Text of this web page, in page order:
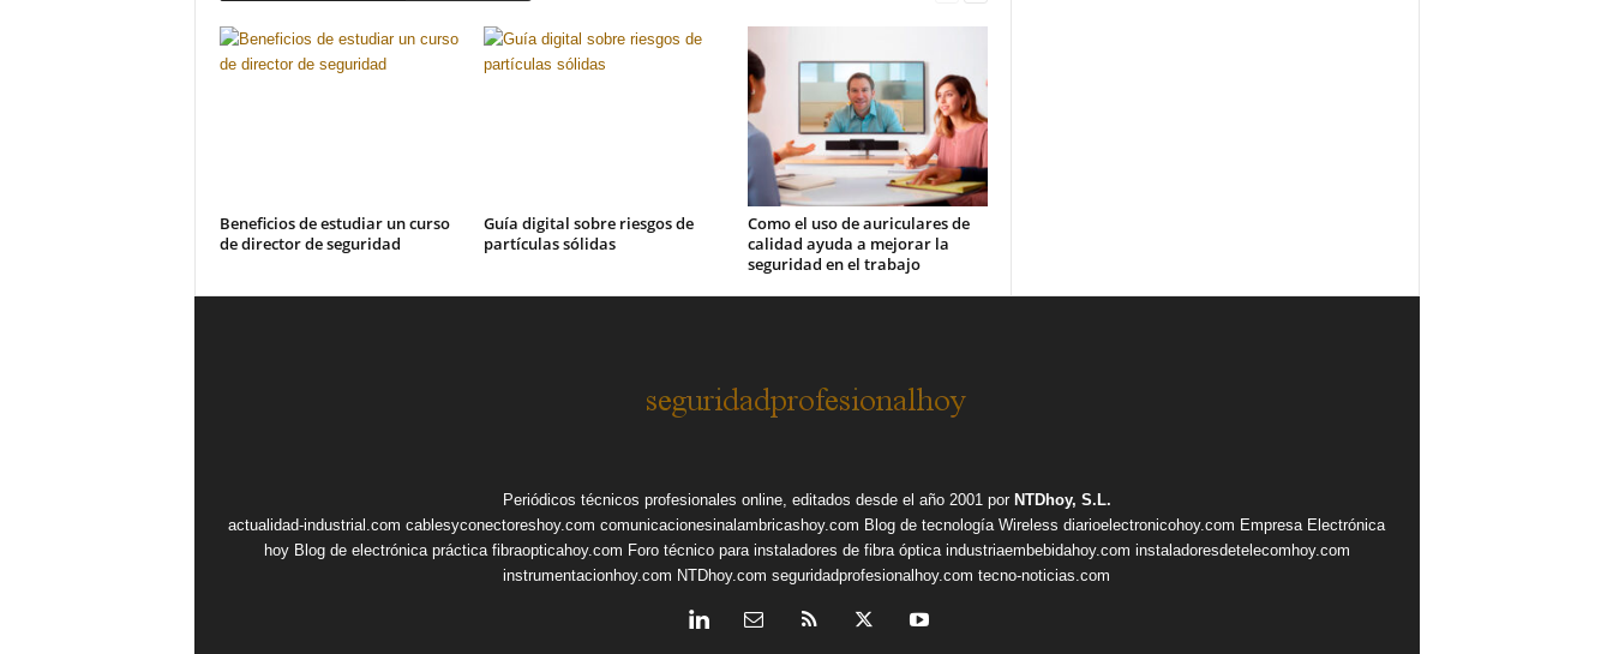
Beneficios de estudiar un curso
de director de seguridad
Guía digital sobre riesgos de
partículas sólidas
Como el uso de auriculares de
calidad ayuda a mejorar la
seguridad en el trabajo
Periódicos técnicos profesionales online, editados desde el año 2001 por NTDhoy, S.L.
actualidad-industrial.com cablesyconectoreshoy.com comunicacionesinalambricashoy.com Blog de tecnología Wireless diarioelectronicohoy.com Empresa Electrónica
hoy Blog de electrónica práctica fibraopticahoy.com Foro técnico para instaladores de fibra óptica industriaembebidahoy.com instaladoresdetelecomhoy.com
instrumentacionhoy.com NTDhoy.com seguridadprofesionalhoy.com tecno-noticias.com